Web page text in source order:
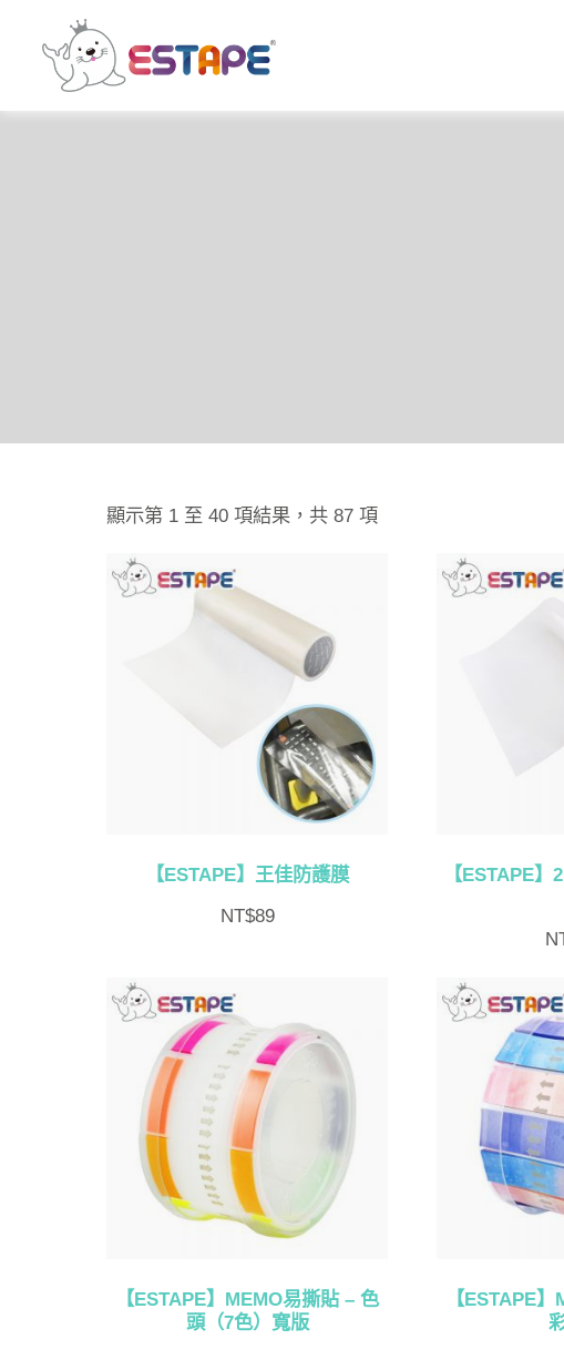
顯示第 1 至 40 項結果，共 87 項依
【ESTAPE】王佳防護膜
NT$89
【ESTAPE
【ESTAPE】MEMO易撕貼 – 色
頭（7色）寬版
【ESTAPE